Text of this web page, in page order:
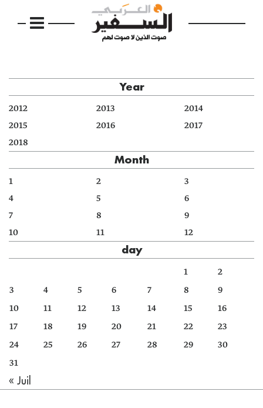
Year
2012 2013
2014
2015
2016
2017
2018
Month
1 2
3
4
5
6
7
8
9
10
11 12
day
1
2
3
4 5 6 7 8
9
10
11 12 13 14 15
16
17
18 19 20 21 22
23
24
25 26 27 28 29
30
31
« Juil